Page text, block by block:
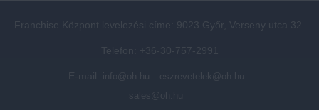
Franchise Központ levelezési címe: 9023 Győr, Verseny utca 32.
Telefon: +36-30-757-2991
E-mail: info@oh.hu
eszrevetelek@oh.hu
sales@oh.hu